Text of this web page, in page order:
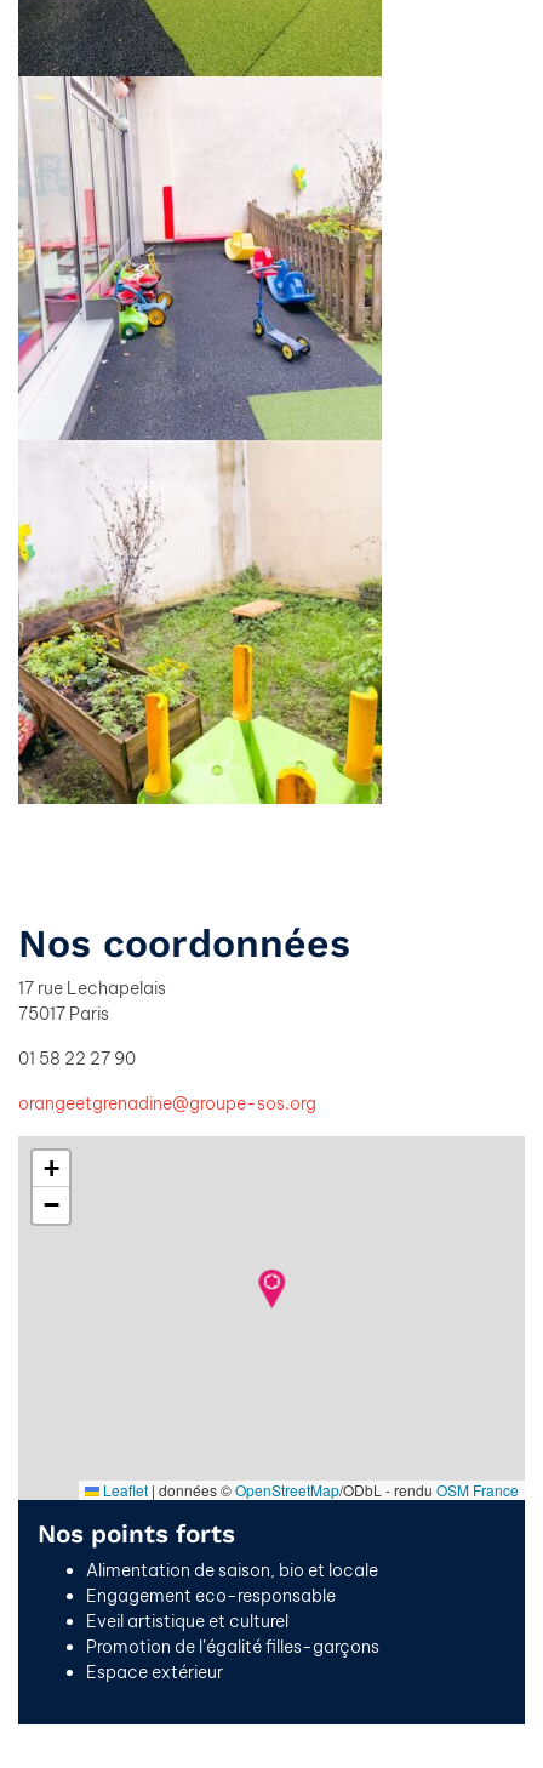
Nos coordonnées
17 rue Lechapelais
75017 Paris
01 58 22 27 90
orangeetgrenadine@groupe-sos.org
+
−
Leaflet | données ©OpenStreetMap/ODbL - rendu OSM France
Nos points forts
Alimentation de saison, bio et locale
Engagement eco-responsable
Eveil artistique et culturel
Promotion de l’égalité filles-garçons
Espace extérieur